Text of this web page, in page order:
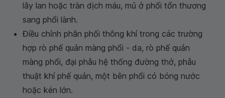
lây lan hoặc tràn dịch máu, mủ ở phổi tổn thương
sang phổi lành.
Điều chỉnh phân phối thông khí trong các trường
hợp rò phế quản màng phổi - da, rò phế quản
màng phổi, đại phẫu hệ thống đường thở, phẫu
thuật khí phế quản, một bên phổi có bóng nước
hoặc kén lớn.